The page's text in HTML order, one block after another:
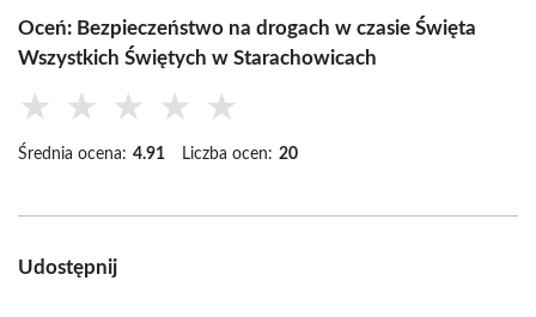
Oceń: Bezpieczeństwo na drogach w czasie Święta
Wszystkich Świętych w Starachowicach
★ ★ ★ ★ ★
Średnia ocena: 4.91 Liczba ocen: 20
Udostępnij